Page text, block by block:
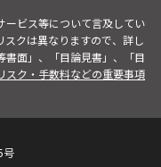
ービス等について言及してい
クは異なりますので、詳し
書面」、「目論見書」、「目
スク・手数料などの重要事項
号